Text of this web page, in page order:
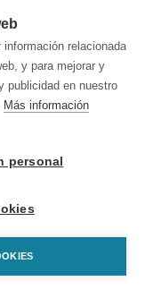
relacionada
y para mejorar y
publicidad en nuestro
Más información
personal